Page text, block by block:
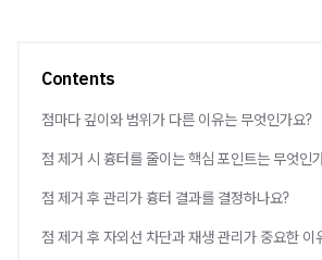
Contents
점마다 깊이와 범위가 다른 이유는 무엇인가요?
점 제거 시 흉터를 줄이는 핵심 포인트는 무엇인
점 제거 후 관리가 흉터 결과를 결정하나요?
점 제거 후 자외선 차단과 재생 관리가 중요한 이